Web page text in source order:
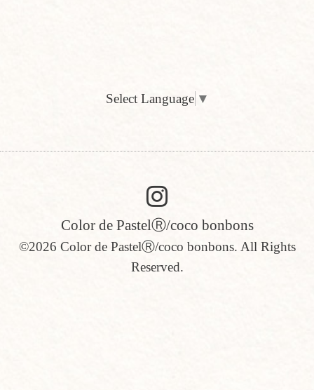
Select Language ▼
Color de PastelⓇ/coco bonbons
©2026 Color de PastelⓇ/coco bonbons. All Rights
Reserved.